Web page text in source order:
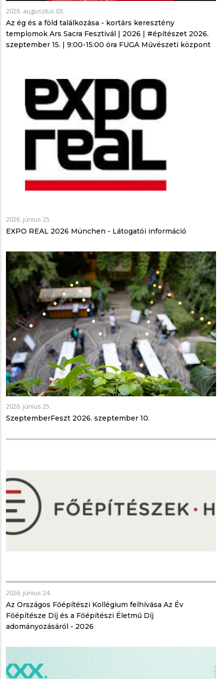
2026. augusztus 03.
Az ég és a föld találkozása - kortárs keresztény
templomok Ars Sacra Fesztivál | 2026 | #építészet 2026.
szeptember 15. | 9:00-15:00 óra FUGA Művészeti központ
2026. június 25.
EXPO REAL 2026 München - Látogatói információ
2026. június 25.
SzeptemberFeszt 2026. szeptember 10.
2026. június 24.
Az Országos Főépítészi Kollégium felhívása Az Év
Főépítésze Díj és a Főépítészi Életmű Díj
adományozásáról - 2026